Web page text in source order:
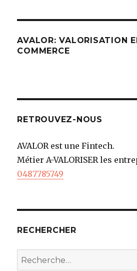
AVALOR: VALORISATION
COMMERCE
RETROUVEZ-NOUS
AVALOR est une Fintech.
Métier A-VALORISER les
0487785749
RECHERCHER
Recherche